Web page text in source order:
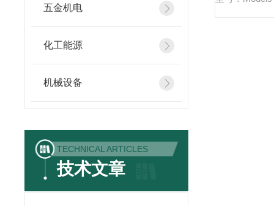
五金机电
化工能源
机械设备
TECHNICAL ARTICLES
技术文章